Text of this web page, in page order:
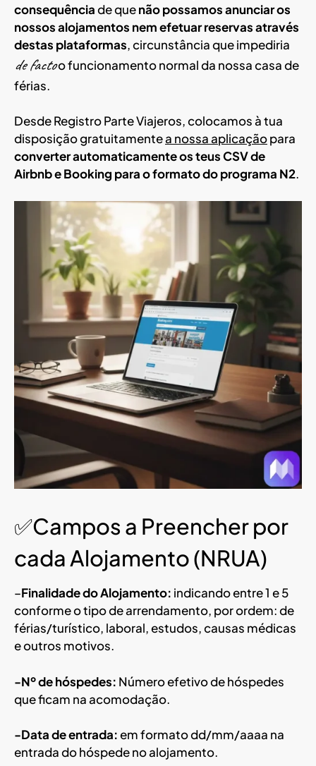
consequênciade quenão possamos anunciar os
nossos alojamentos nem efetuar reservas através
destas plataformas, circunstância que impediria
de factoo funcionamento normal da nossa casa de
férias.
Desde Registro Parte Viajeros, colocamos à tua
disposição gratuitamentea nossa aplicaçãopara
converter automaticamente os teus CSV de
Airbnb e Booking para o formato do programa N2.
✅Campos a Preencher por
cada Alojamento (NRUA)
–Finalidade do Alojamento: indicando entre 1 e 5
conforme o tipo de arrendamento, por ordem: de
férias/turístico, laboral, estudos, causas médicas
e outros motivos.
-Nº de hóspedes: Número efetivo de hóspedes
que ficam na acomodação.
-Data de entrada:em formato dd/mm/aaaa na
entrada do hóspede no alojamento.